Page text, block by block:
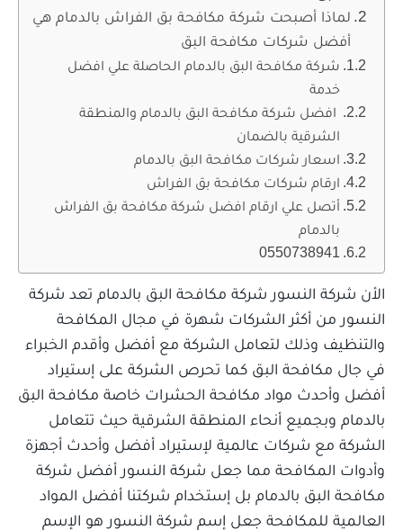
لماذا أصبحت شركة مكافحة بق الفراش بالدمام هي
أفضل شركات مكافحة البق
شركة مكافحة البق بالدمام الحاصلة علي افضل
خدمة
افضل شركة مكافحة البق بالدمام والمنطقة
الشرقية بالضمان
اسعار شركات مكافحة البق بالدمام
ارقام شركات مكافحة بق الفراش
أتصل علي ارقام افضل شركة مكافحة بق الفراش
بالدمام
0550738941
الأن شركة النسور شركة مكافحة البق بالدمام تعد شركة
النسور من أكثر الشركات شهرة في مجال المكافحة
والتنظيف وذلك لتعامل الشركة مع أفضل وأقدم الخبراء
في جال مكافحة البق كما تحرص الشركة على إستيراد
أفضل وأحدث مواد مكافحة الحشرات خاصة مكافحة البق
بالدمام وبجميع أنحاء المنطقة الشرقية حيث تتعامل
الشركة مع شركات عالمية لإستيراد أفضل وأحدث أجهزة
وأدوات المكافحة مما جعل شركة النسور أفضل شركة
مكافحة البق بالدمام بل إستخدام شركتنا أفضل المواد
العالمية للمكافحة جعل إسم شركة النسور هو الإسم